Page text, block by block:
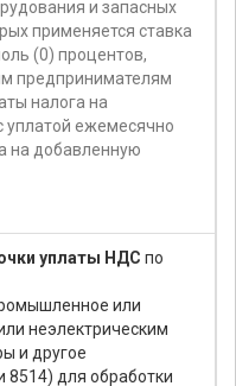
и запасных
применяется ставка
(0) процентов,
предпринимателям
налога на
уплатой ежемесячно
на добавленную
уплаты НДС по
или
неэлектрическим
и другое
8514) для обработки